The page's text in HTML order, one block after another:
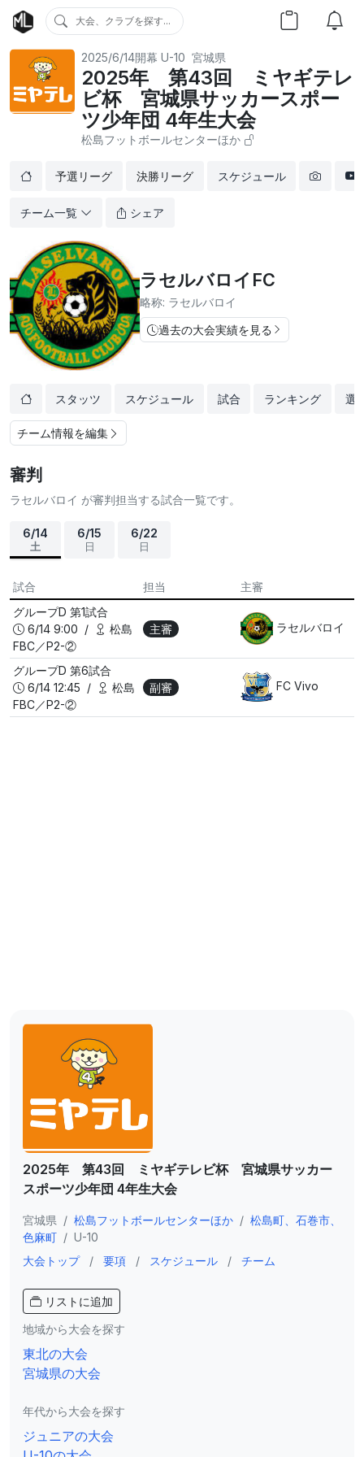
大会、クラブを探す...
2025/6/14開幕 U-10 宮城県
2025年 第43回 ミヤギテレ
ビ杯 宮城県サッカースポー
ツ少年団 4年生大会
松島フットボールセンターほか
予選リーグ 決勝リーグ スケジュール
チーム一覧 シェア
ラセルバロイFC
略称: ラセルバロイ
過去の大会実績を見る
スタッツ スケジュール 試合 ランキング 選
チーム情報を編集
審判
ラセルバロイ が審判担当する試合一覧です。
6/14
土
6/15
日
6/22
日
試合 担当 主審
グループD 第1試合
6/14 9:00 /
松島
FBC／P2-②
主審 ラセルバロイ
グループD 第6試合
6/14 12:45 /
松島
FBC／P2-②
副審 FC Vivo
2025年 第43回 ミヤギテレビ杯 宮城県サッカー
スポーツ少年団 4年生大会
宮城県 / 松島フットボールセンターほか / 松島町、石巻市、
色麻町 / U-10
大会トップ
/ 要項 / スケジュール / チーム
リストに追加
地域から大会を探す
東北の大会
宮城県の大会
年代から大会を探す
ジュニアの大会